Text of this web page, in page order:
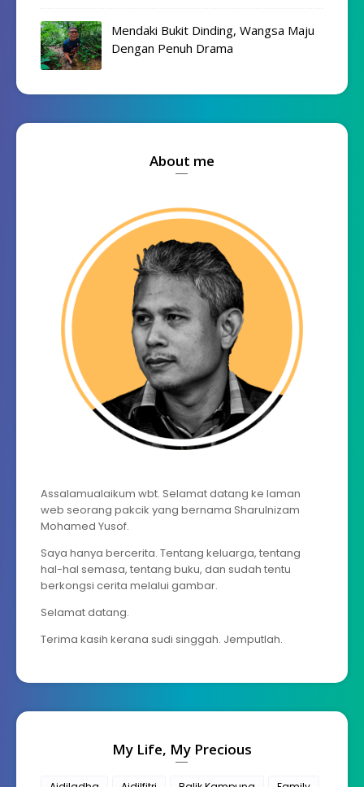
Mendaki Bukit Dinding, Wangsa Maju
Dengan Penuh Drama
About me
Assalamualaikum wbt. Selamat datang ke laman
web seorang pakcik yang bernama Sharulnizam
Mohamed Yusof.
Saya hanya bercerita. Tentang keluarga, tentang
hal-hal semasa, tentang buku, dan sudah tentu
berkongsi cerita melalui gambar.
Selamat datang.
Terima kasih kerana sudi singgah. Jemputlah.
My Life, My Precious